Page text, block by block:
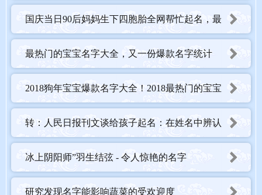
么容易！
国庆当日90后妈妈生下四胞胎全网帮忙起名，最
终名字亮了！
最热门的宝宝名字大全，又一份爆款名字统计
2018狗年宝宝爆款名字大全！2018最热门的宝宝
姓名
转：人民日报刊文谈给孩子起名：在姓名中辨认
时代的脉动
冰上阴阳师”羽生结弦 - 令人惊艳的名字
研究发现名字能影响蔬菜的受欢迎度